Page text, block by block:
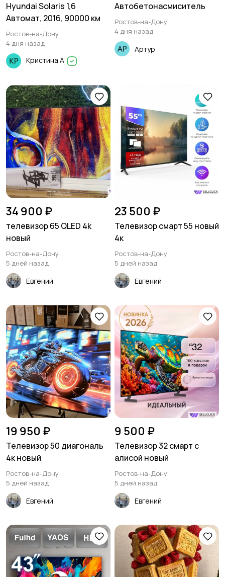
Hyundai Solaris 1,6
Автомат, 2016, 90000 км
Ростов-на-Дону
4 дня назад
Кристина А
Автобетонасмиситель
Ростов-на-Дону
4 дня назад
Артур
34 900 ₽
телевизор 65 QLED 4k
новый
Ростов-на-Дону
5 дней назад
Евгений
23 500 ₽
Телевизор смарт 55 новый
4к
Ростов-на-Дону
5 дней назад
Евгений
19 950 ₽
Телевизор 50 диагональ
4к новый
Ростов-на-Дону
5 дней назад
Евгений
9 500 ₽
Телевизор 32 смарт с
алисой новый
Ростов-на-Дону
5 дней назад
Евгений